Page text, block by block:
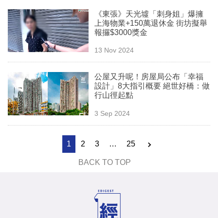
《東張》天光墟「刺身姐」爆擁
上海物業+150萬退休金 街坊擬舉
報攞$3000獎金
13 Nov 2024
公屋又升呢！房屋局公布「幸福
設計」8大指引概要 絕世好橋：做
行山徑起點
3 Sep 2024
1 2 3 … 25
BACK TO TOP